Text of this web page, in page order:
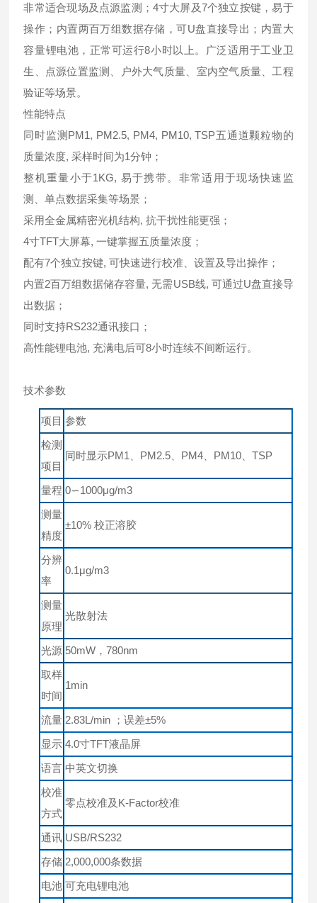
非常适合现场及点源监测；4寸大屏及7个独立按键，易于
操作；内置两百万组数据存储，可U盘直接导出；内置大
容量锂电池，正常可运行8小时以上。广泛适用于工业卫
生、点源位置监测、户外大气质量、室内空气质量、工程
验证等场景。
性能特点
同时监测PM1, PM2.5, PM4, PM10, TSP五通道颗粒物的
质量浓度, 采样时间为1分钟；
整机重量小于1KG, 易于携带。非常适用于现场快速监
测、单点数据采集等场景；
采用全金属精密光机结构, 抗干扰性能更强；
4寸TFT大屏幕, 一键掌握五质量浓度；
配有7个独立按键, 可快速进行校准、设置及导出操作；
内置2百万组数据储存容量, 无需USB线, 可通过U盘直接导
出数据；
同时支持RS232通讯接口；
高性能锂电池, 充满电后可8小时连续不间断运行。
技术参数
项目 参数
检测
项目
同时显示PM1、PM2.5、PM4、PM10、TSP
量程 0∽1000μg/m3
测量
精度
±10% 校正溶胶
分辨
率
0.1μg/m3
测量
原理
光散射法
光源 50mW，780nm
取样
时间
1min
流量 2.83L/min ；误差±5%
显示 4.0寸TFT液晶屏
语言 中英文切换
校准
方式
零点校准及K-Factor校准
通讯 USB/RS232
存储 2,000,000条数据
电池 可充电锂电池